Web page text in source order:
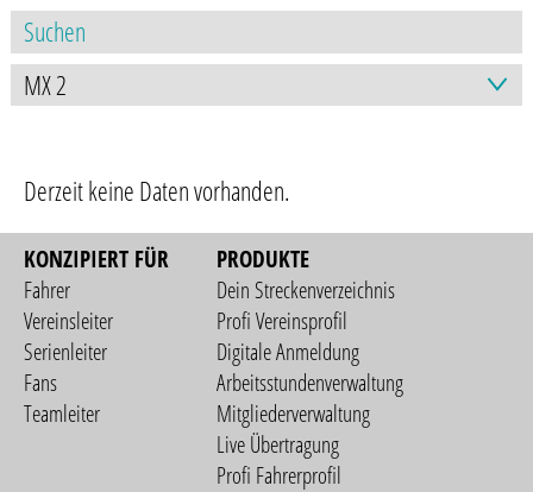
Derzeit keine Daten vorhanden.
KONZIPIERT FÜR
Fahrer
Vereinsleiter
Serienleiter
Fans
Teamleiter
PRODUKTE
Dein Streckenverzeichnis
Profi Vereinsprofil
Digitale Anmeldung
Arbeitsstundenverwaltung
Mitgliederverwaltung
Live Übertragung
Profi Fahrerprofil